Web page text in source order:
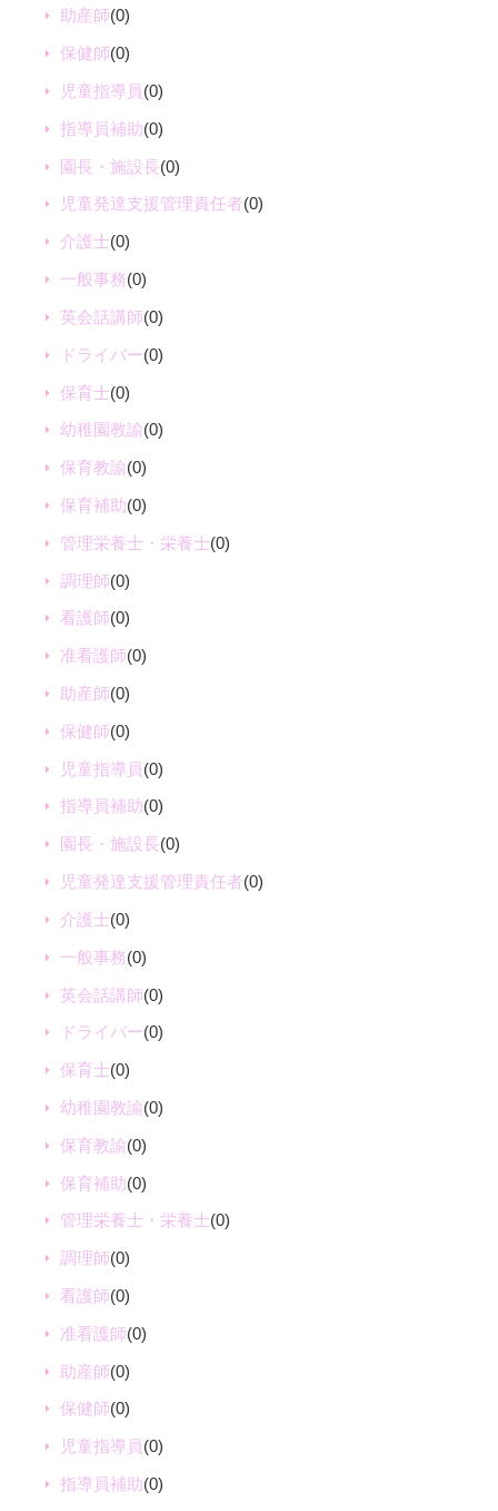
助産師(0)
保健師(0)
児童指導員(0)
指導員補助(0)
園長・施設長(0)
児童発達支援管理責任者(0)
介護士(0)
一般事務(0)
英会話講師(0)
ドライバー(0)
保育士(0)
幼稚園教諭(0)
保育教諭(0)
保育補助(0)
管理栄養士・栄養士(0)
調理師(0)
看護師(0)
准看護師(0)
助産師(0)
保健師(0)
児童指導員(0)
指導員補助(0)
園長・施設長(0)
児童発達支援管理責任者(0)
介護士(0)
一般事務(0)
英会話講師(0)
ドライバー(0)
保育士(0)
幼稚園教諭(0)
保育教諭(0)
保育補助(0)
管理栄養士・栄養士(0)
調理師(0)
看護師(0)
准看護師(0)
助産師(0)
保健師(0)
児童指導員(0)
指導員補助(0)